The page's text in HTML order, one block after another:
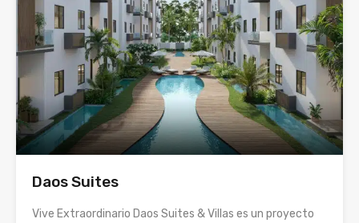
Daos Suites
Vive Extraordinario Daos Suites & Villas es un proyecto